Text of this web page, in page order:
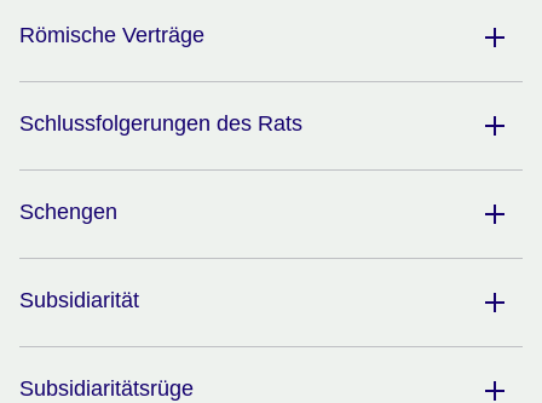
Römische Verträge
Schlussfolgerungen des Rats
Schengen
Subsidiarität
Subsidiaritätsrüge